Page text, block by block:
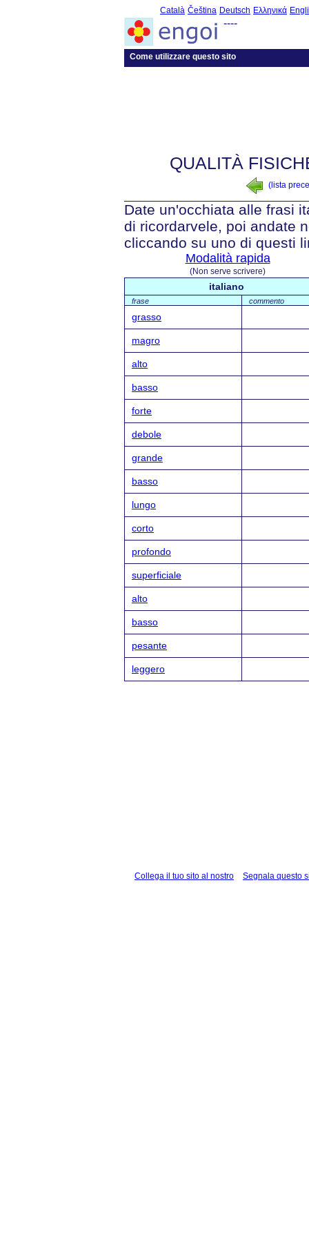
Català Čeština Deutsch Ελληνικά
----
Come utilizzare questo sito
QUALITÀ
(lista
Date un'occhiata alle frasi
di ricordarvele, poi andate
cliccando su uno di questi
Modalità rapida
(Non serve scrivere)
italiano
frase commento
grasso
magro
alto
basso
forte
debole
grande
basso
lungo
corto
profondo
superficiale
alto
basso
pesante
leggero
Collega il tuo sito al nostro Segnala questo